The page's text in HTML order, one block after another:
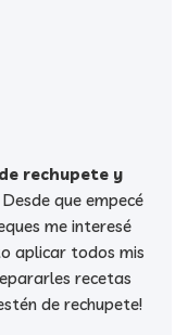
rechupete y
Desde que empecé
me interesé
aplicar todos mis
recetas
de rechupete!